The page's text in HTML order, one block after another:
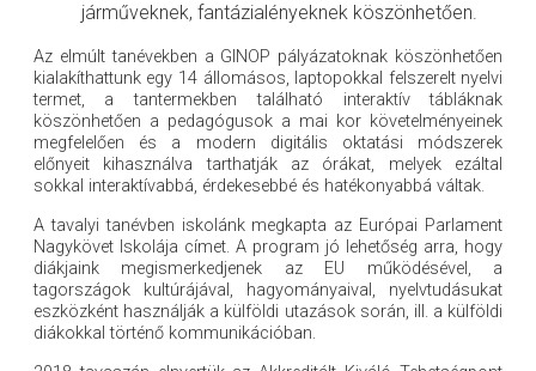
járműveknek, fantázialényeknek köszönhetően.
Az elmúlt tanévekben a GINOP pályázatoknak köszönhetően
kialakíthattunk egy 14 állomásos, laptopokkal felszerelt nyelvi
termet, a tantermekben található interaktív tábláknak
köszönhetően a pedagógusok a mai kor követelményeinek
megfelelően és a modern digitális oktatási módszerek
előnyeit kihasználva tarthatják az órákat, melyek ezáltal
sokkal interaktívabbá, érdekesebbé és hatékonyabbá váltak.
A tavalyi tanévben iskolánk megkapta az Európai Parlament
Nagykövet Iskolája címet. A program jó lehetőség arra, hogy
diákjaink megismerkedjenek az EU működésével, a
tagországok kultúrájával, hagyományaival, nyelvtudásukat
eszközként használják a külföldi utazások során, ill. a külföldi
diákokkal történő kommunikációban.